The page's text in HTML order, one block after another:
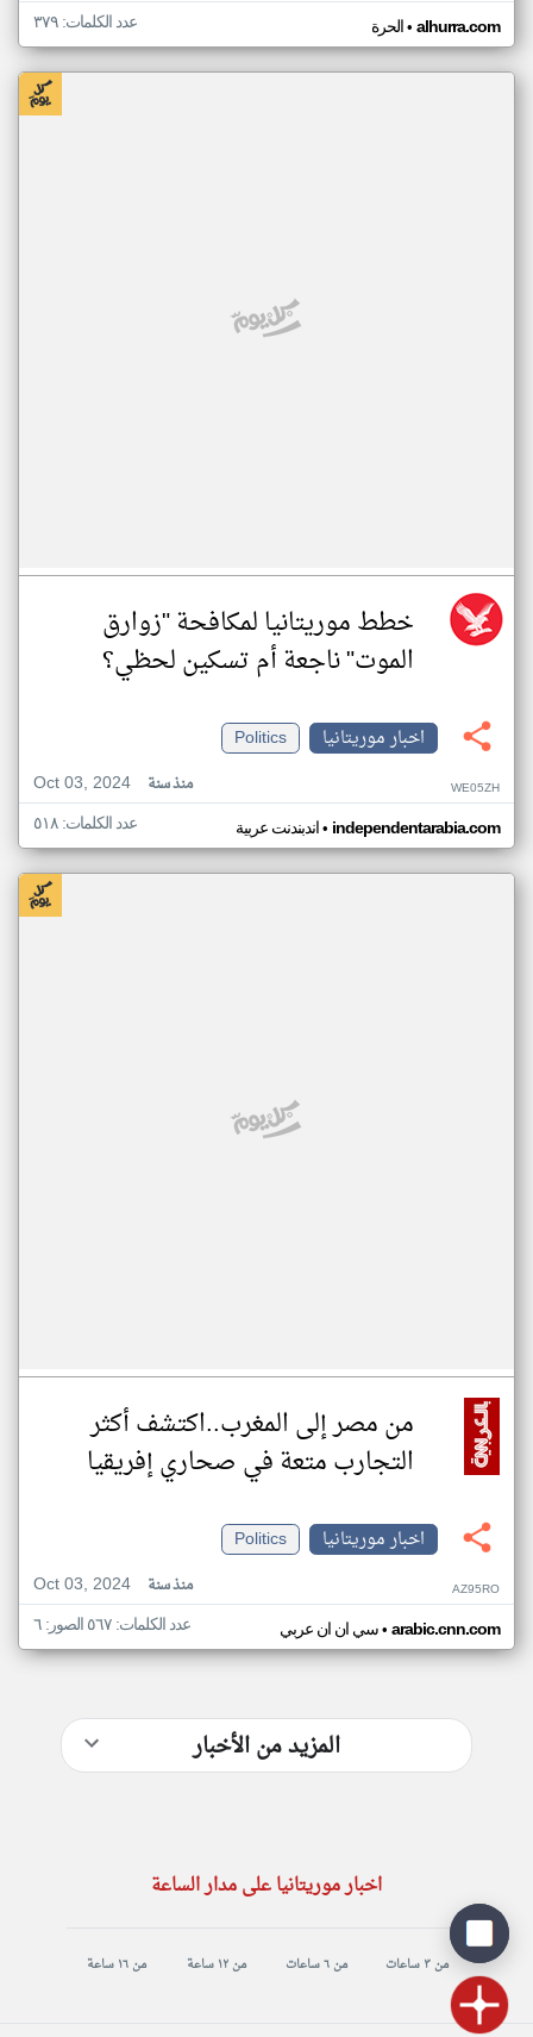
الحرة• alhurra.com عدد الكلمات: ٣٧٩
خطط موريتانيا لمكافحة "زوارق
الموت" ناجعة أم تسكين لحظي؟
اخبار موريتانيا
Politics
Oct 03, 2024
منذ سنة WE05ZH
اندبندنت عربية• independentarabia.com عدد الكلمات: ٥١٨
من مصر إلى المغرب..اكتشف أكثر
التجارب متعة في صحاري إفريقيا
اخبار موريتانيا
Politics
Oct 03, 2024
منذ سنة AZ95RO
سي ان ان عربي• arabic.cnn.com عدد الكلمات: ٥٦٧ الصور: ٦
المزيد من الأخبار
اخبار موريتانيا على مدار الساعة
من ٣ ساعات من ٦ ساعات من ١٢ ساعة من ١٦ ساعة